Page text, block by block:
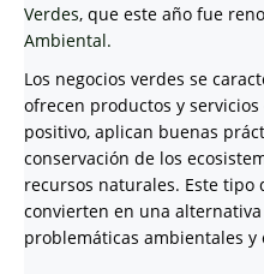
Verdes, que este año fue
Ambiental.
Los negocios verdes se
ofrecen productos y
positivo, aplican buenas
conservación de los
recursos naturales. Este tipo
convierten en una
problemáticas ambientales y